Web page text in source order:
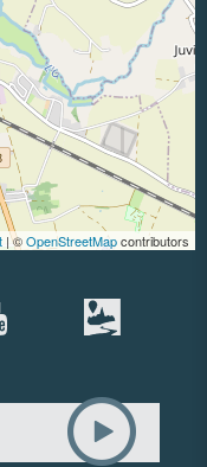
| ©OpenStreetMapcontributors